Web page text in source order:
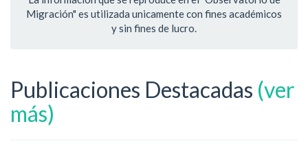
Migración" es utilizada unicamente con fines académicos
y sin fines de lucro.
Publicaciones Destacadas (ver
más)